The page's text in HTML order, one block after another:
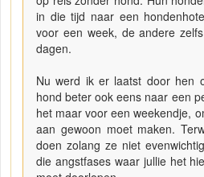
in die tijd naar een
voor een week, de andere
dagen.
Nu werd ik er laatst door hen
hond beter ook eens naar een
het maar voor een weekendje,
aan gewoon moet maken.
doen zolang ze niet
die angstfases waar jullie het